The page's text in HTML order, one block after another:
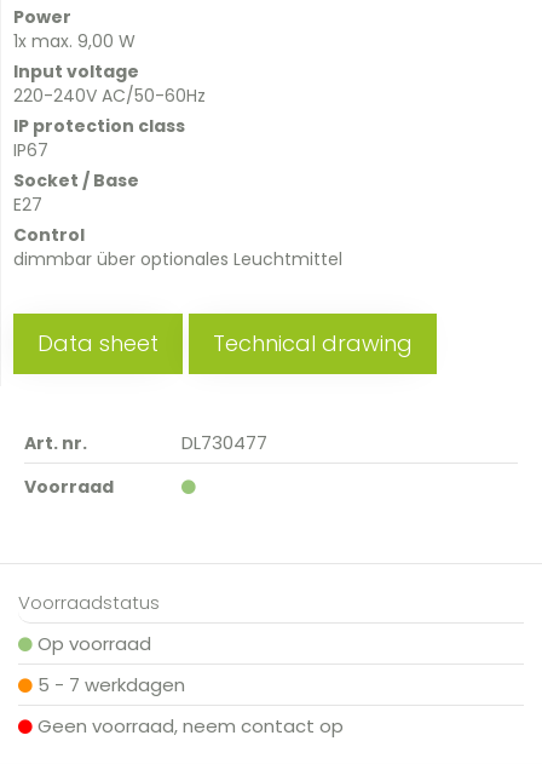
Power
1x max. 9,00 W
Input voltage
220-240V AC/50-60Hz
IP protection class
IP67
Socket / Base
E27
Control
dimmbar über optionales Leuchtmittel
Data sheet Technical drawing
Art. nr. DL730477
Voorraad
Voorraadstatus
Op voorraad
5 - 7 werkdagen
Geen voorraad, neem contact op